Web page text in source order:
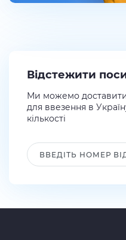
Відстежити
Ми можемо
для ввезення в
кількості